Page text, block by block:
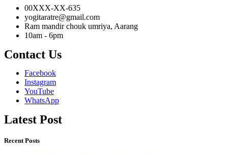
00XXX-XX-635
yogitaratre@gmail.com
Ram mandir chouk umriya, Aarang
10am - 6pm
Contact Us
Facebook
Instagram
YouTube
WhatsApp
Latest Post
Recent Posts